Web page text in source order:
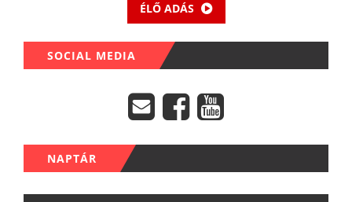
ÉLŐ ADÁS
SOCIAL MEDIA
NAPTÁR